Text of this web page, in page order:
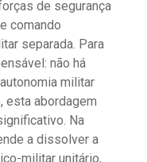
de segurança
comando
separada. Para
não há
militar
esta abordagem
Na
a dissolver a
militar unitário,